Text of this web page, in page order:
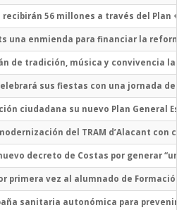
56 millones a través del Plan
una enmienda para financiar la
de tradición, música y convivencia la
sus fiestas con una jornada
ciudadana su nuevo Plan General
del TRAM d’Alacant con
decreto de Costas por generar
primera vez al alumnado de
sanitaria autonómica para prevenir